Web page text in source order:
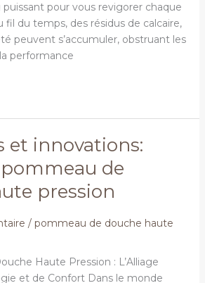
puissant pour vous revigorer chaque
fil du temps, des résidus de calcaire,
peuvent s’accumuler, obstruant les
performance
et innovations:
de
pression
/ pommeau de douche haute
Haute Pression : L’Alliage
et de Confort Dans le monde